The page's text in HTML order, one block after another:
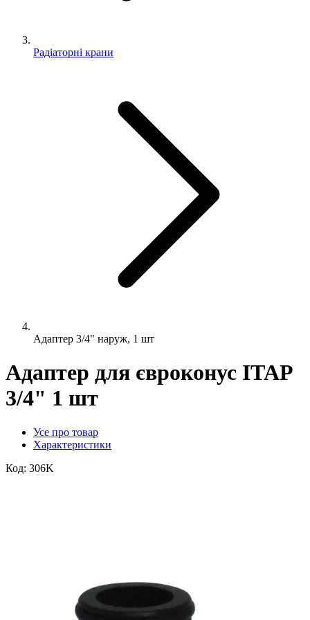
Радіаторні крани
Адаптер 3/4" наруж, 1 шт
Адаптер для євроконус ITAP
3/4" 1 шт
Усе про товар
Характеристики
Код: 306K